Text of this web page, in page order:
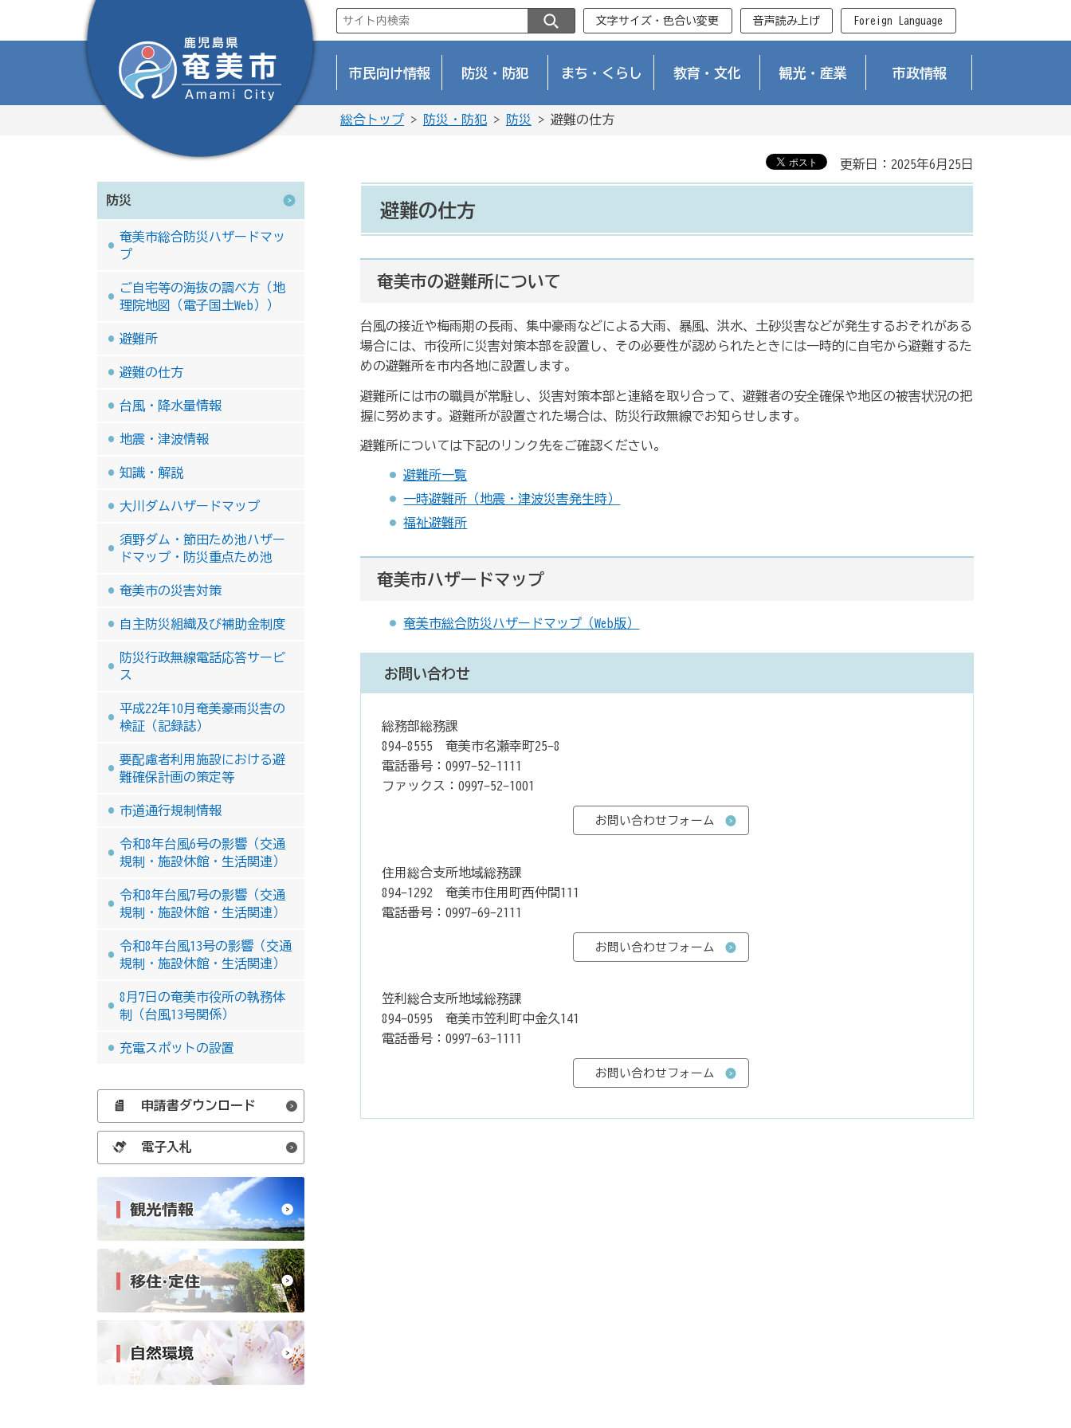
文字サイズ・色合い変更 音声読み上げ Foreign Language
市民向け情報 防災・防犯 まち・くらし 教育・文化 観光・産業 市政情報
総合トップ > 防災・防犯 > 防災 > 避難の仕方
防災
奄美市総合防災ハザードマッ
プ
ご自宅等の海抜の調べ方（地
理院地図（電子国土Web））
避難所
避難の仕方
台風・降水量情報
地震・津波情報
知識・解説
大川ダムハザードマップ
須野ダム・節田ため池ハザー
ドマップ・防災重点ため池
奄美市の災害対策
自主防災組織及び補助金制度
防災行政無線電話応答サービ
ス
平成22年10月奄美豪雨災害の
検証（記録誌）
要配慮者利用施設における避
難確保計画の策定等
市道通行規制情報
令和8年台風6号の影響（交通
規制・施設休館・生活関連）
令和8年台風7号の影響（交通
規制・施設休館・生活関連）
令和8年台風13号の影響（交通
規制・施設休館・生活関連）
8月7日の奄美市役所の執務体
制（台風13号関係）
充電スポットの設置
申請書ダウンロード
電子入札
更新日：2025年6月25日
避難の仕方
奄美市の避難所について
台風の接近や梅雨期の長雨、集中豪雨などによる大雨、暴風、洪水、土砂災害などが発生するおそれがある
場合には、市役所に災害対策本部を設置し、その必要性が認められたときには一時的に自宅から避難するた
めの避難所を市内各地に設置します。
避難所には市の職員が常駐し、災害対策本部と連絡を取り合って、避難者の安全確保や地区の被害状況の把
握に努めます。避難所が設置された場合は、防災行政無線でお知らせします。
避難所については下記のリンク先をご確認ください。
避難所一覧
一時避難所（地震・津波災害発生時）
福祉避難所
奄美市ハザードマップ
奄美市総合防災ハザードマップ（Web版）
お問い合わせ
総務部総務課
894-8555 奄美市名瀬幸町25-8
電話番号：0997-52-1111
ファックス：0997-52-1001
住用総合支所地域総務課
894-1292 奄美市住用町西仲間111
電話番号：0997-69-2111
笠利総合支所地域総務課
894-0595 奄美市笠利町中金久141
電話番号：0997-63-1111